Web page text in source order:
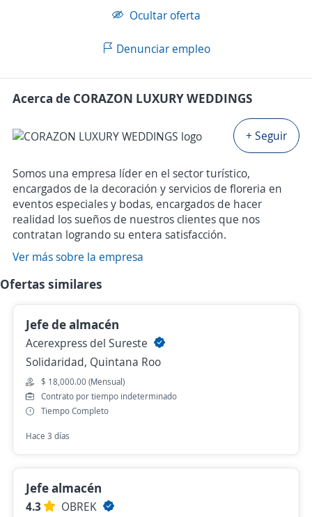
Ocultar oferta
Denunciar empleo
Acerca de CORAZON LUXURY WEDDINGS
+ Seguir
Somos una empresa líder en el sector turístico,
encargados de la decoración y servicios de floreria en
eventos especiales y bodas, encargados de hacer
realidad los sueños de nuestros clientes que nos
contratan logrando su entera satisfacción.
Ver más sobre la empresa
Ofertas similares
Jefe de almacén
Acerexpress del Sureste
Solidaridad, Quintana Roo
$ 18,000.00 (Mensual)
Contrato por tiempo indeterminado
Tiempo Completo
Hace 3 días
Jefe almacén
4.3
OBREK